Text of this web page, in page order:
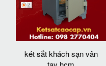
két sắt khách sạn vân